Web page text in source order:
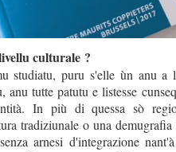
culturale ?
studiatu, puru s'elle ùn anu a
anu tutte patutu e listesse
In più di quessa sò
tradiziunale o una
arnesi d'integrazione